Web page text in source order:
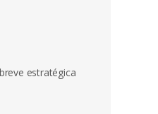
estratégica